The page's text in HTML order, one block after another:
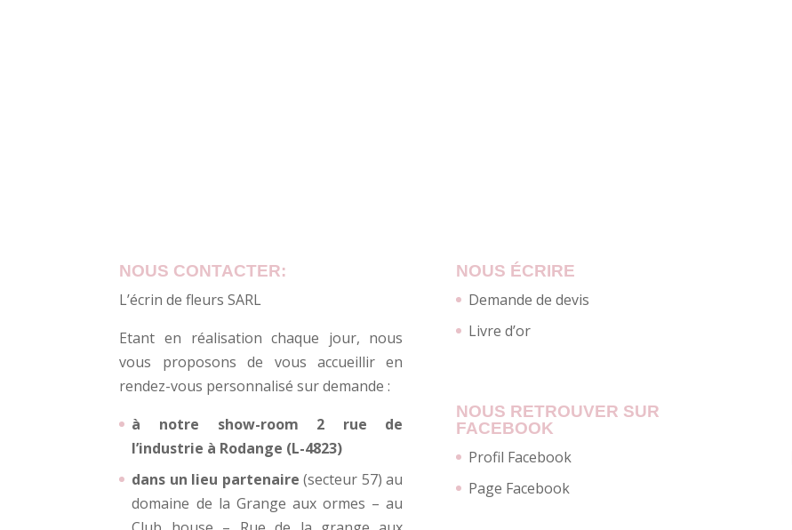
NOUS CONTACTER:
L’écrin de fleurs SARL
Etant en réalisation chaque jour, nous
vous proposons de vous accueillir en
rendez-vous personnalisé sur demande :
à notre show-room 2 rue de
l’industrie à Rodange (L-4823)
dans un lieu partenaire (secteur 57) au
domaine de la Grange aux ormes – au
NOUS ÉCRIRE
Demande de devis
Livre d’or
NOUS RETROUVER SUR
FACEBOOK
Profil Facebook
Page Facebook